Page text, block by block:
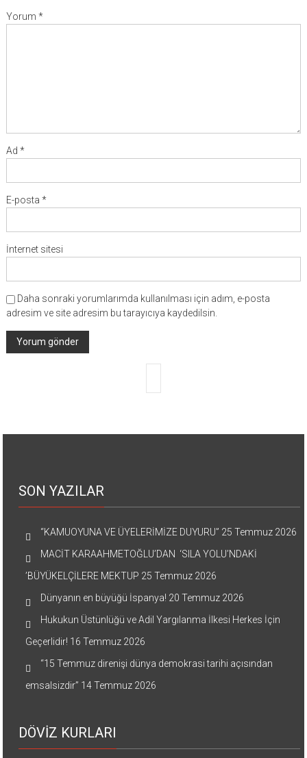
Yorum *
Ad *
E-posta *
İnternet sitesi
Daha sonraki yorumlarımda kullanılması için adım, e-posta
adresim ve site adresim bu tarayıcıya kaydedilsin.
SON YAZILAR
“KAMUOYUNA VE ÜYELERİMİZE DUYURU” 25 Temmuz 2026
MACİT KARAAHMETOĞLU’DAN ‘SILA YOLU’NDAKİ
’BÜYÜKELÇİLERE MEKTUP 25 Temmuz 2026
Dünyanın en büyüğü İspanya! 20 Temmuz 2026
Hukukun Üstünlüğü ve Adil Yargılanma İlkesi Herkes İçin
Geçerlidir! 16 Temmuz 2026
“15 Temmuz direnişi dünya demokrasi tarihi açısından
emsalsizdir” 14 Temmuz 2026
DÖVİZ KURLARI